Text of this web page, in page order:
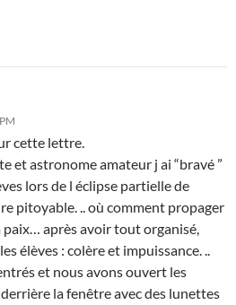
cette lettre.
et astronome amateur j ai “bravé ”
lors de l éclipse partielle de
pitoyable. .. où comment propager
paix… après avoir tout organisé,
élèves : colère et impuissance. ..
et nous avons ouvert les
la fenêtre avec des lunettes